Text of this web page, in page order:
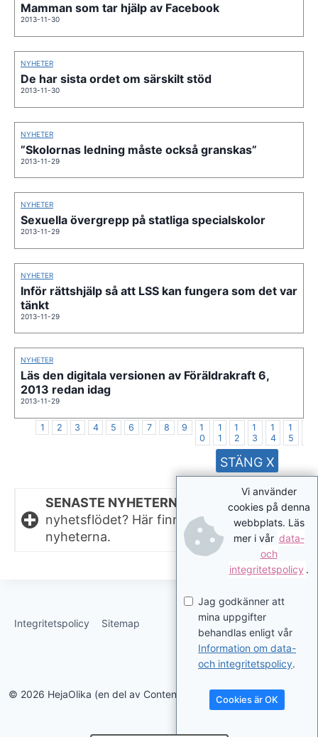
Mamman som tar hjälp av Facebook
2013-11-30
NYHETER
De har sista ordet om särskilt stöd
2013-11-30
NYHETER
”Skolornas ledning måste också granskas”
2013-11-29
NYHETER
Sexuella övergrepp på statliga specialskolor
2013-11-29
NYHETER
Inför rättshjälp så att LSS kan fungera som det var
tänkt
2013-11-29
NYHETER
Läs den digitala versionen av Föräldrakraft 6,
2013 redan idag
2013-11-29
1 2 3 4 5 6 7 8 9
1
0
1
1
1
2
1
3
1
4
1
5
SENASTE NYHETERNA.
Missat något i
nyhetsflödet? Här finns de senaste
nyheterna.
Integritetspolicy Sitemap
© 2026 HejaOlika (en del av Contentverkstan.se)
Vi använder
cookies på denna
webbplats. Läs
mer i vår data-
och
integritetspolicy .
Jag godkänner att
mina uppgifter
behandlas enligt vår
Information om data-
och integritetspolicy.
Cookies är OK
STÄNG X